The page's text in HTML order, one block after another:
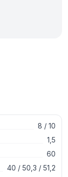
8 / 10
1,5
60
40 / 50,3 / 51,2